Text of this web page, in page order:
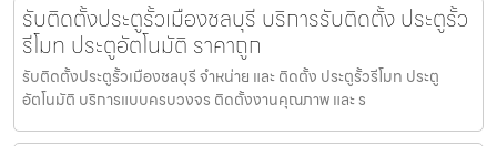
รับติดตั้งประตูรั้วเมืองชลบุรี บริการรับติดตั้ง ประตูรั้ว
รีโมท ประตูอัตโนมัติ ราคาถูก
รับติดตั้งประตูรั้วเมืองชลบุรี จำหน่าย และ ติดตั้ง ประตูรั้วรีโมท ประตู
อัตโนมัติ บริการแบบครบวงจร ติดตั้งงานคุณภาพ และ ร